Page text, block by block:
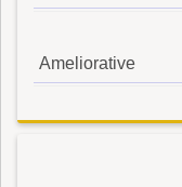
Ameliorative